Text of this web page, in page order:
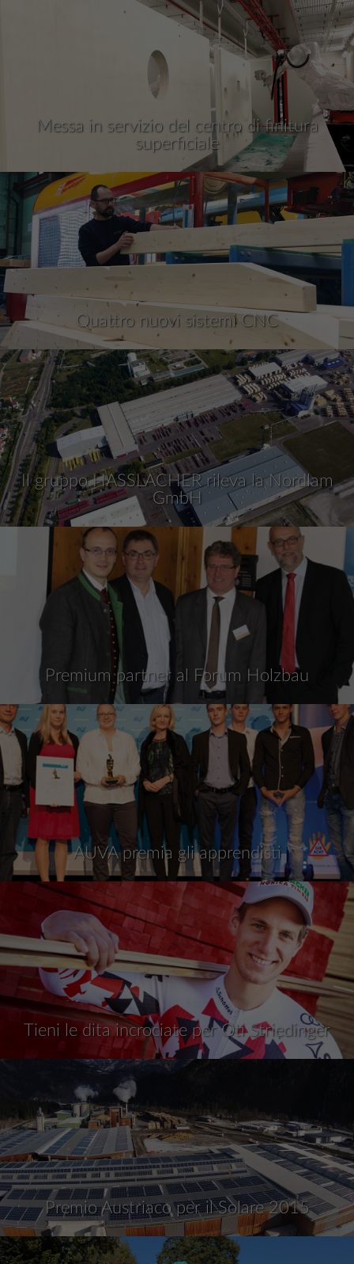
Messa in servizio del centro di finitura
superficiale
Quattro nuovi sistemi CNC
Il gruppo HASSLACHER rileva la Nordlam
GmbH
Premium partner al Forum Holzbau
AUVA premia gli apprendisti
Tieni le dita incrociate per Oti Striedinger
Premio Austriaco per il Solare 2015